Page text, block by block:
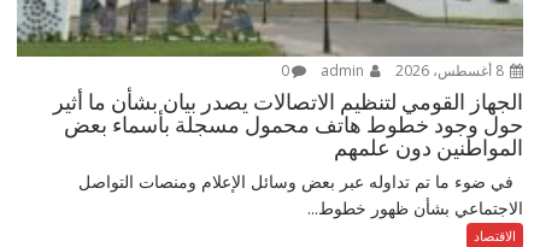
8 أغسطس، 2026 0
الجهاز القومي لتنظيم الاتصالات يصدر بيان بشأن ما أثير
حول وجود خطوط هاتف محمول مسجلة بأسماء بعض
المواطنين دون علمهم
في ضوء ما تم تداوله عبر بعض وسائل الإعلام ومنصات التواصل
الاجتماعي بشأن ظهور خطوط...
الاقتصاد